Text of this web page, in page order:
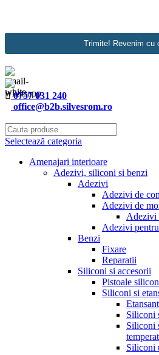
Trimite! Revenim cu
0757 031 240
office@b2b.silvesrom.ro
Selectează categoria
Amenajari interioare
Adezivi, siliconi si benzi
Adezivi
Adezivi de
Adezivi de
Adezivi
Adezivi
Benzi
Fixare
Reparatii
Siliconi si accesorii
Pistoale silicon
Siliconi si
Siliconi
Siliconi
Siliconi